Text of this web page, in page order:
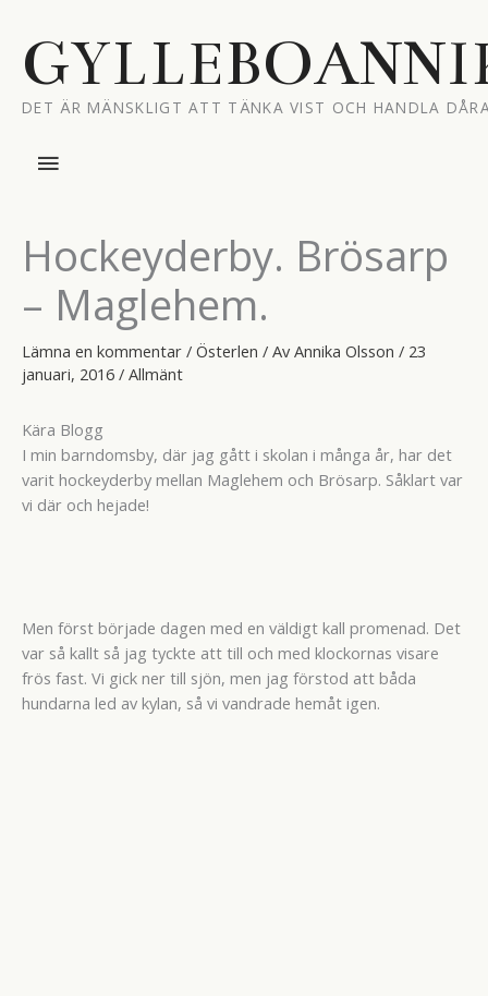
innehåll
DET ÄR MÄNSKLIGT ATT TÄNKA VIST OCH HANDLA
Huvudmeny
Hockeyderby. Brösarp
– Maglehem.
Lämna en kommentar / Österlen / Av Annika Olsson / 23
januari, 2016 / Allmänt
Kära Blogg
I min barndomsby, där jag gått i skolan i många år, har det
varit hockeyderby mellan Maglehem och Brösarp. Såklart var
vi där och hejade!
Men först började dagen med en väldigt kall promenad. Det
var så kallt så jag tyckte att till och med klockornas visare
frös fast. Vi gick ner till sjön, men jag förstod att båda
hundarna led av kylan, så vi vandrade hemåt igen.